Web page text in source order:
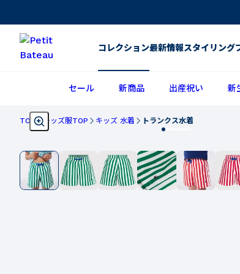
コレクション最新情報スタイリング
セール 新商品 出産祝い 新
TOP キッズ服TOP キッズ 水着 トランクス水着